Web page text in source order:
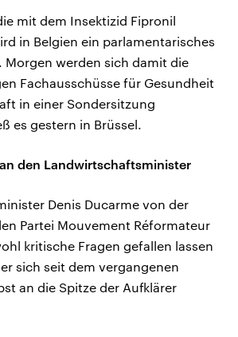
mit dem Insektizid Fipronil
in Belgien ein parlamentarisches
Morgen werden sich damit die
Fachausschüsse für Gesundheit
in einer Sondersitzung
es gestern in Brüssel.
den Landwirtschaftsminister
Denis Ducarme von der
Partei Mouvement Réformateur
kritische Fragen gefallen lassen
sich seit dem vergangenen
an die Spitze der Aufklärer